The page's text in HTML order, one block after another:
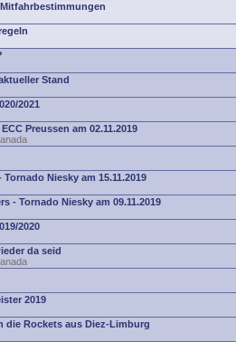
Stand
2021
Preussen am 02.11.2019
Tornado Niesky am 15.11.2019
- Tornado Niesky am 09.11.2019
2020
da seid
2019
die Rockets aus Diez-Limburg